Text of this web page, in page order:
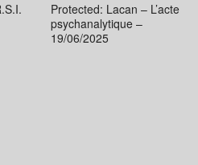
Protected: Lacan – L’acte
psychanalytique –
19/06/2025